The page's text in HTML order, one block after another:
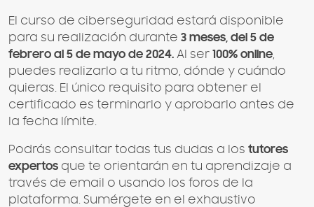
El curso de ciberseguridad estará disponible
para su realización durante 3 meses, del 5 de
febrero al 5 de mayo de 2024. Al ser 100% online,
puedes realizarlo a tu ritmo, dónde y cuándo
quieras. El único requisito para obtener el
certificado es terminarlo y aprobarlo antes de
la fecha límite.
Podrás consultar todas tus dudas a los tutores
expertos que te orientarán en tu aprendizaje a
través de email o usando los foros de la
plataforma. Sumérgete en el exhaustivo